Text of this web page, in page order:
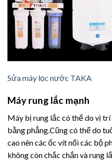
Sửa máy lọc nước TAKA
Máy rung lắc mạnh
Máy bị rung lắc có thể do vị
bằng phẳng.Cũng có thể do
cao nên các ốc vít nối các bộ
không còn chắc chắn và rung